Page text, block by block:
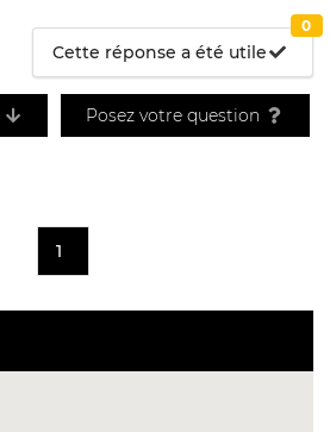
Cette réponse a été utile
0
Posez votre question
1